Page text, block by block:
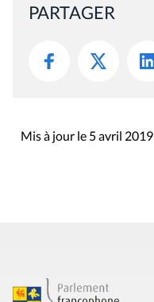
PARTAGER
Mis à jour le 5 avril 2019